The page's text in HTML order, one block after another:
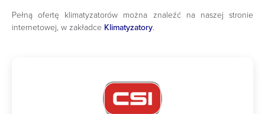
Pełną ofertę klimatyzatorów można znaleźć na naszej stronie
internetowej, w zakładce Klimatyzatory.